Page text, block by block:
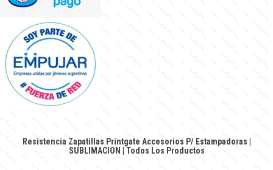
Resistencia Zapatillas Printgate Accesorios P/ Estampadoras
SUBLIMACION
Todos Los Productos